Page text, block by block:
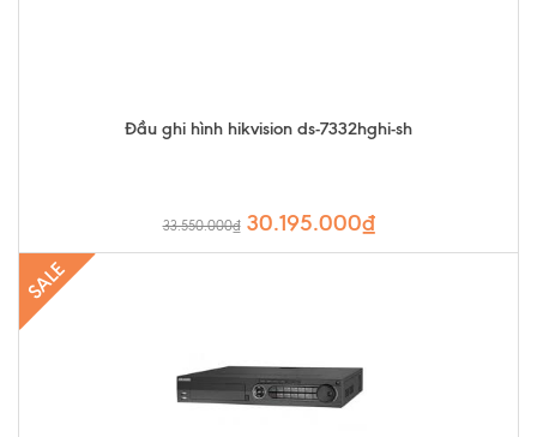
Đầu ghi hình hikvision ds-7332hghi-sh
33.550.000₫ 30.195.000₫
SALE